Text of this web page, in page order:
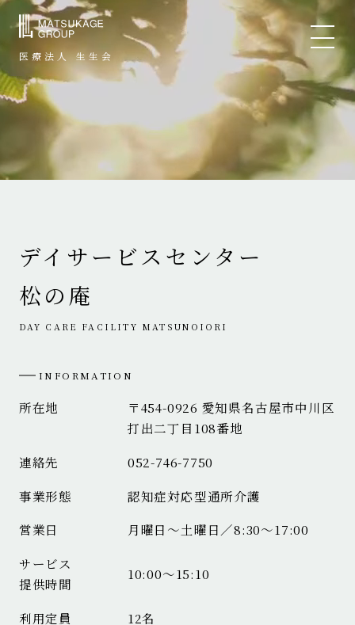
医療法人 生生会
デイサービスセンター
松の庵
DAY CARE FACILITY MATSUNOIORI
INFORMATION
所在地
〒454-0926 愛知県名古屋市中川区
打出二丁目108番地
連絡先
052-746-7750
事業形態
認知症対応型通所介護
営業日
月曜日～土曜日／8:30～17:00
サービス
提供時間
10:00～15:10
利用定員
12名